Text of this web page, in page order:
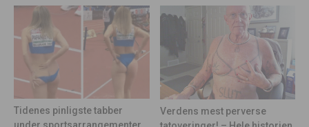
Tidenes pinligste tabber
Verdens mest perverse